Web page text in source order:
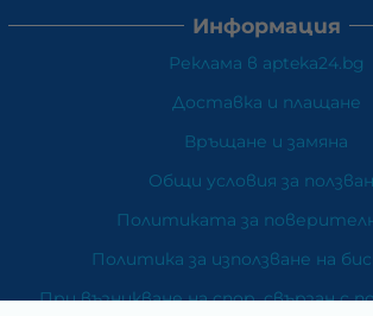
Информация
Реклама в apteka24.bg
Доставка и плащане
Връщане и замяна
Общи условия за
Политиката за
Политика за използване на
При възникване на спор, свързан с